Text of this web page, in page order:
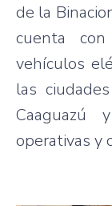
de la
cuenta
vehículos
las
Caaguazú
operativas y